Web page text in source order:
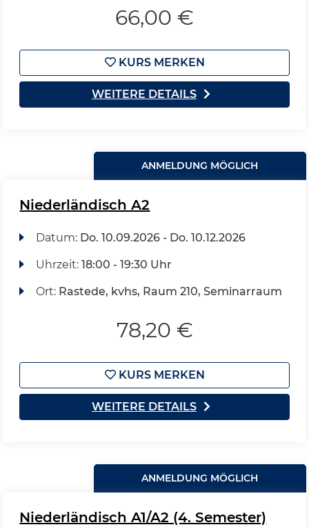
66,00 €
KURS MERKEN
WEITERE DETAILS
ANMELDUNG MÖGLICH
Niederländisch A2
Datum: Do. 10.09.2026 - Do. 10.12.2026
Uhrzeit: 18:00 - 19:30 Uhr
Ort: Rastede, kvhs, Raum 210, Seminarraum
78,20 €
KURS MERKEN
WEITERE DETAILS
ANMELDUNG MÖGLICH
Niederländisch A1/A2 (4. Semester)